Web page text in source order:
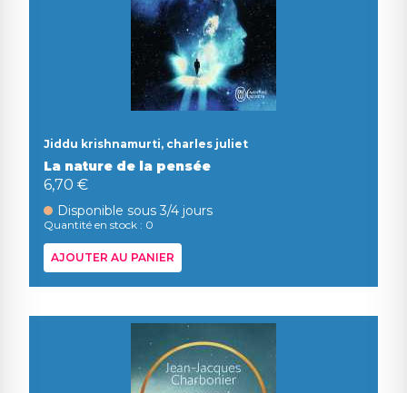
Jiddu krishnamurti, charles juliet
La nature de la pensée
6,70 €
Disponible sous 3/4 jours
Quantité en stock : 0
AJOUTER AU PANIER